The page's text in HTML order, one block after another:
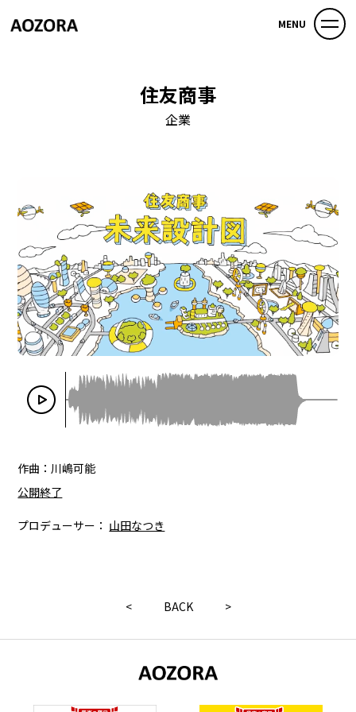
MENU
住友商事
企業
作曲：川嶋可能
公開終了
プロデューサー： 山田なつき
< BACK >